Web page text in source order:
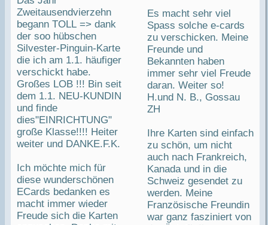
Zweitausendvierzehn
begann TOLL => dank
der soo hübschen
Silvester-Pinguin-Karte
die ich am 1.1. häufiger
verschickt habe.
Großes LOB !!! Bin seit
dem 1.1. NEU-KUNDIN
und finde
dies"EINRICHTUNG"
große Klasse!!!! Heiter
weiter und DANKE.F.K.
Ich möchte mich für
diese wunderschönen
ECards bedanken es
macht immer wieder
Freude sich die Karten
Es macht sehr viel
Spass solche e-cards
zu verschicken. Meine
Freunde und
Bekannten haben
immer sehr viel Freude
daran. Weiter so!
H.und N. B., Gossau
ZH
Ihre Karten sind einfach
zu schön, um nicht
auch nach Frankreich,
Kanada und in die
Schweiz gesendet zu
werden. Meine
Französische Freundin
war ganz fasziniert von